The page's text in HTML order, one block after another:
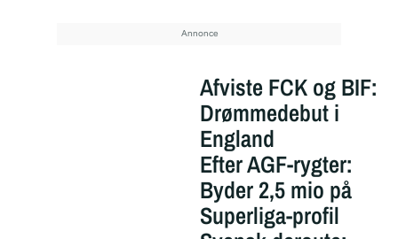
Afviste FCK og BIF:
Drømmedebut i
England
Efter AGF-rygter:
Byder 2,5 mio på
Superliga-profil